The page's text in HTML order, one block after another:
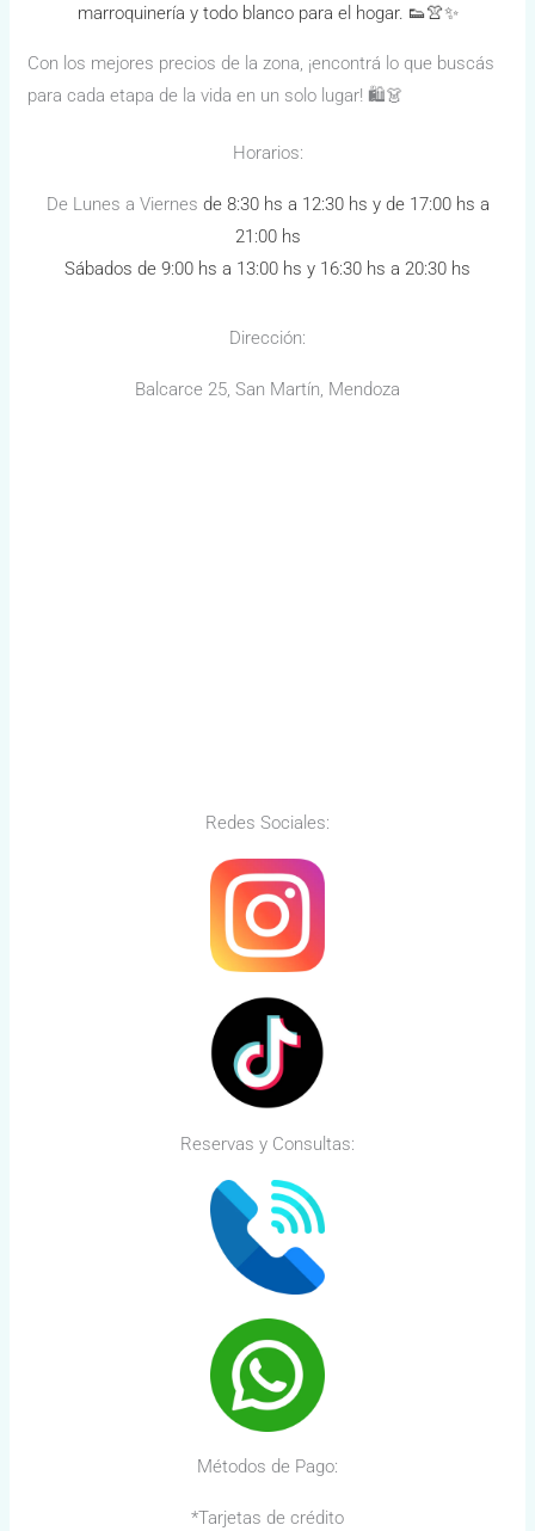
marroquinería y todo blanco para el hogar. 👟👚✨
Con los mejores precios de la zona, ¡encontrá lo que buscás
para cada etapa de la vida en un solo lugar! 🛍️👗
Horarios:
De Lunes a Viernes de 8:30 hs a 12:30 hs y de 17:00 hs a
21:00 hs
Sábados de 9:00 hs a 13:00 hs y 16:30 hs a 20:30 hs
Dirección:
Balcarce 25, San Martín, Mendoza
Redes Sociales:
Reservas y Consultas:
Métodos de Pago:
*Tarjetas de crédito